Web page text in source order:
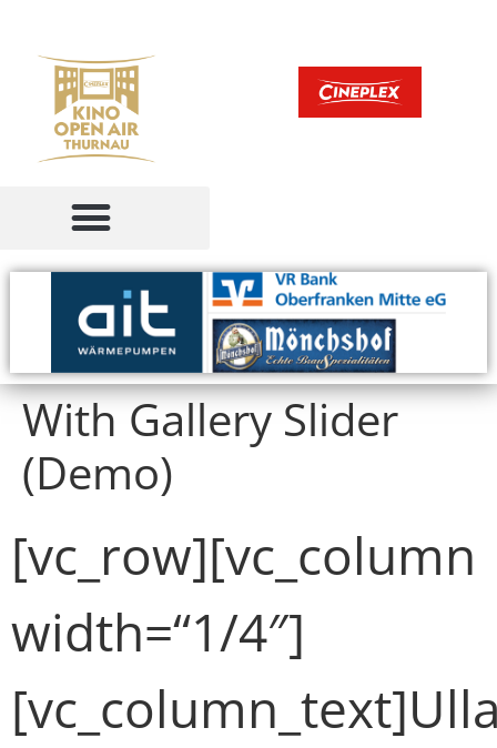
With Gallery Slider
(Demo)
[vc_row][vc_column
width=“1/4″]